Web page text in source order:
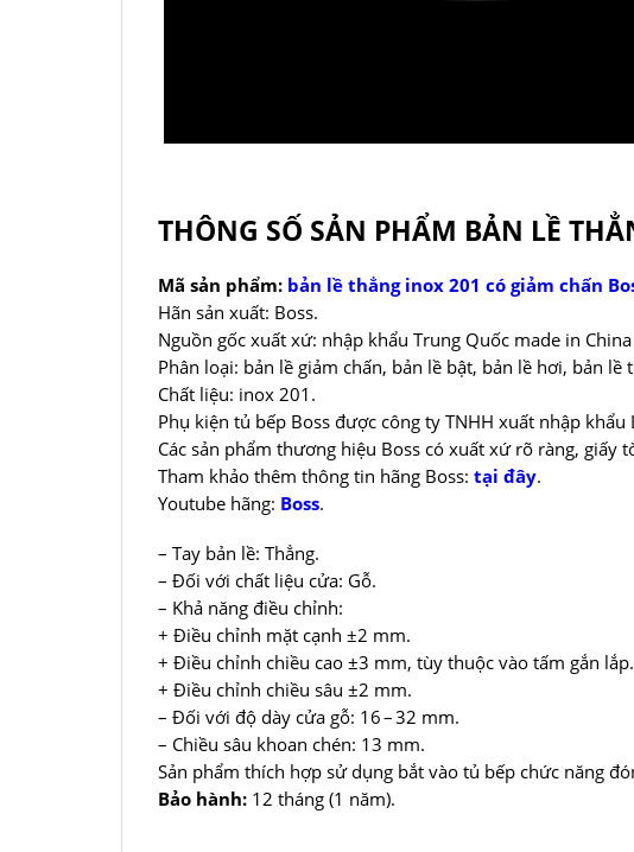
THÔNG SỐ SẢN PHẨM BẢN LỀ
Mã sản phẩm: bản lề thẳng inox 201 có giảm chấn
Hãn sản xuất: Boss.
Nguồn gốc xuất xứ: nhập khẩu Trung Quốc made in China
Phân loại: bản lề giảm chấn, bản lề bật, bản lề hơi, bản
Chất liệu: inox 201.
Phụ kiện tủ bếp Boss được công ty TNHH xuất nhập
Các sản phẩm thương hiệu Boss có xuất xứ rõ ràng,
Tham khảo thêm thông tin hãng Boss: tại đây.
Youtube hãng: Boss.
– Tay bản lề: Thẳng.
– Đối với chất liệu cửa: Gỗ.
– Khả năng điều chỉnh:
+ Điều chỉnh mặt cạnh ±2 mm.
+ Điều chỉnh chiều cao ±3 mm, tùy thuộc vào tấm gắn lắp.
+ Điều chỉnh chiều sâu ±2 mm.
– Đối với độ dày cửa gỗ: 16 – 32 mm.
– Chiều sâu khoan chén: 13 mm.
Sản phẩm thích hợp sử dụng bắt vào tủ bếp chức năng
Bảo hành: 12 tháng (1 năm).